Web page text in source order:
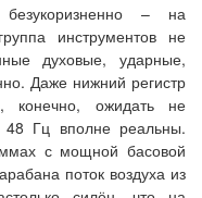
– на
инструментов не
духовые, ударные,
Даже нижний регистр
конечно, ожидать не
48 Гц вполне реальны.
с мощной басовой
поток воздуха из